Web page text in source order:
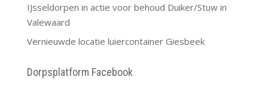
IJsseldorpen in actie voor behoud Duiker/Stuw in
Valewaard
Vernieuwde locatie luiercontainer Giesbeek
Dorpsplatform Facebook